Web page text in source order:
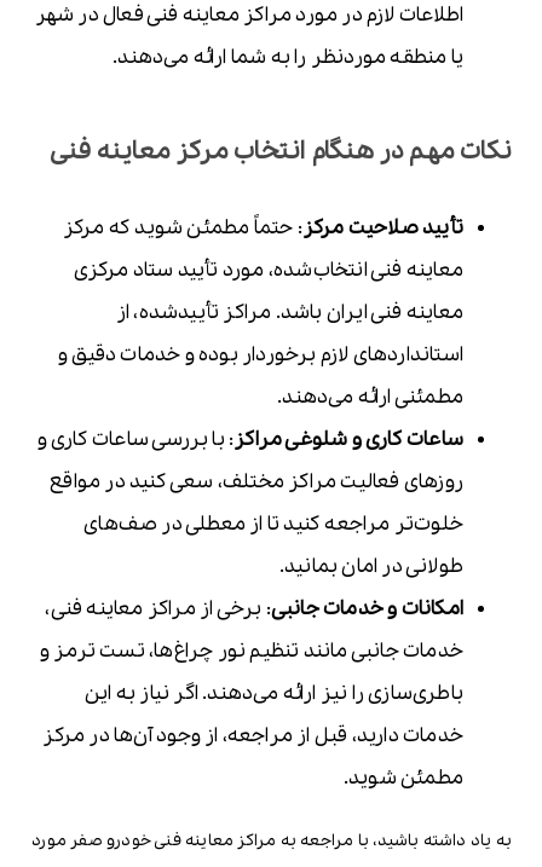
اطلاعات لازم در مورد مراکز معاینه فنی فعال در شهر
یا منطقه موردنظر را به شما ارائه می‌دهند.
نکات مهم در هنگام انتخاب مرکز معاینه فنی
تأیید صلاحیت مرکز: حتماً مطمئن شوید که مرکز
معاینه فنی انتخاب‌شده، مورد تأیید ستاد مرکزی
معاینه فنی ایران باشد. مراکز تأییدشده، از
استانداردهای لازم برخوردار بوده و خدمات دقیق و
مطمئنی ارائه می‌دهند.
ساعات کاری و شلوغی مراکز: با بررسی ساعات کاری و
روزهای فعالیت مراکز مختلف، سعی کنید در مواقع
خلوت‌تر مراجعه کنید تا از معطلی در صف‌های
طولانی در امان بمانید.
امکانات و خدمات جانبی: برخی از مراکز معاینه فنی،
خدمات جانبی مانند تنظیم نور چراغ‌ها، تست ترمز و
باطری‌سازی را نیز ارائه می‌دهند. اگر نیاز به این
خدمات دارید، قبل از مراجعه، از وجود آن‌ها در مرکز
مطمئن شوید.
به یاد داشته باشید، با مراجعه به مراکز معاینه فنی خودرو صفر مورد